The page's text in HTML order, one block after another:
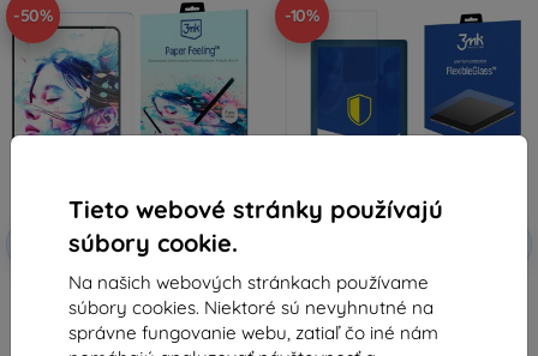
Tieto webové stránky používajú
súbory cookie.
Na našich webových stránkach používame
súbory cookies. Niektoré sú nevyhnutné na
správne fungovanie webu, zatiaľ čo iné nám
-50%
Zľava s
kupónom
EXTRA10
3MK PaperFeeling PocketBook
GoBook 6" 2 ks
17,32 €
-10%
3MK FlexibleGlass PocketBook
GoBook Hybrid Glass
8,91 €